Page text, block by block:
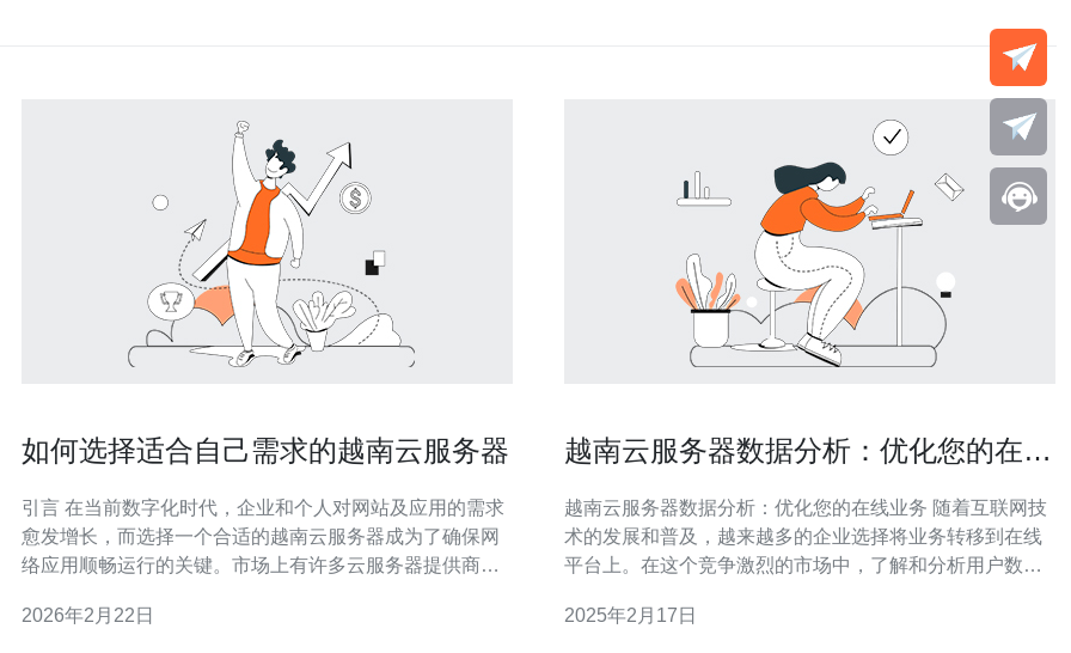
如何选择适合自己需求的越南云服务器
引言 在当前数字化时代，企业和个人对网站及应用的需求
愈发增长，而选择一个合适的越南云服务器成为了确保网
络应用顺畅运行的关键。市场上有许多云服务器提供商，
选择适合自己需求的越南云服务器的详尽指南，包括最
2026年2月22日
越南云服务器数据分析：优化您的在线
越南云服务器数据分析：优化您的在线业务 随着互联网技
术的发展和普及，越来越多的企业选择将业务转移到在线
平台上。在这个竞争激烈的市场中，了解和分析用户数据
性，并探讨如何通过数据分析来优化在线业务。 越南云服
2025年2月17日